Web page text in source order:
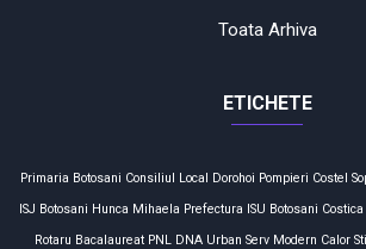
Toata Arhiva
ETICHETE
Primaria Botosani Consiliul Local Dorohoi Pompieri Costel
ISJ Botosani Hunca Mihaela Prefectura ISU Botosani
Rotaru Bacalaureat PNL DNA Urban Serv Modern Calor